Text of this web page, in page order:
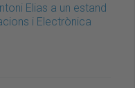
Elias a un estand
i Electrònica